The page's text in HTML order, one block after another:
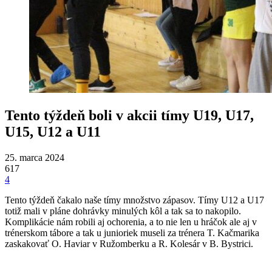
Tento týždeň boli v akcii tímy U19, U17,
U15, U12 a U11
25. marca 2024
617
4
Tento týždeň čakalo naše tímy množstvo zápasov. Tímy U12 a U17
totiž mali v pláne dohrávky minulých kôl a tak sa to nakopilo.
Komplikácie nám robili aj ochorenia, a to nie len u hráčok ale aj v
trénerskom tábore a tak u junioriek museli za trénera T. Kačmarika
zaskakovať O. Haviar v Ružomberku a R. Kolesár v B. Bystrici.